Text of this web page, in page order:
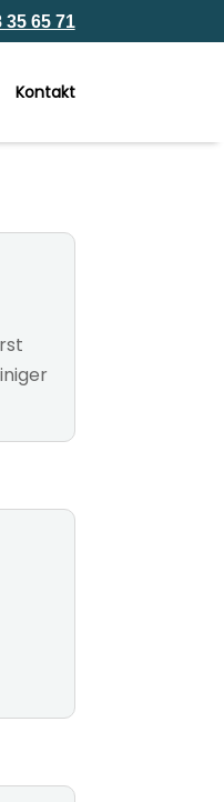
35 65 71
Kontakt